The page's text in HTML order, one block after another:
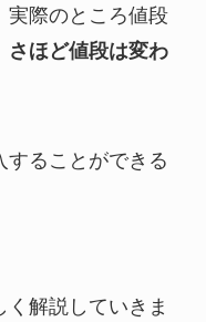
実際のところ値段
さほど値段は変わ
することができる
解説していきま